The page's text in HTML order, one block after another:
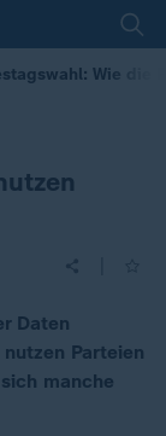
Wie die
Daten
Parteien
manche